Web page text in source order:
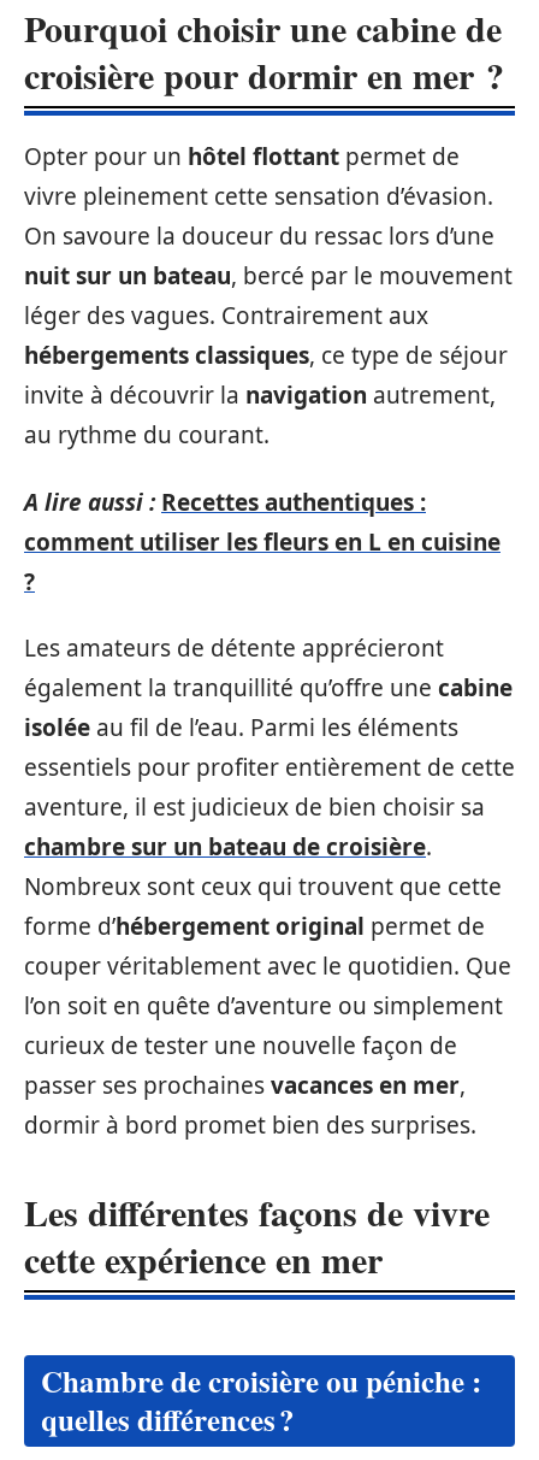
Pourquoi choisir une cabine de
croisière pour dormir en mer ?
Opter pour un hôtel flottant permet de
vivre pleinement cette sensation d’évasion.
On savoure la douceur du ressac lors d’une
nuit sur un bateau, bercé par le mouvement
léger des vagues. Contrairement aux
hébergements classiques, ce type de séjour
invite à découvrir la navigation autrement,
au rythme du courant.
A lire aussi : Recettes authentiques :
comment utiliser les fleurs en L en cuisine
?
Les amateurs de détente apprécieront
également la tranquillité qu’offre une cabine
isolée au fil de l’eau. Parmi les éléments
essentiels pour profiter entièrement de cette
aventure, il est judicieux de bien choisir sa
chambre sur un bateau de croisière.
Nombreux sont ceux qui trouvent que cette
forme d’hébergement original permet de
couper véritablement avec le quotidien. Que
l’on soit en quête d’aventure ou simplement
curieux de tester une nouvelle façon de
passer ses prochainesvacances en mer,
dormir à bord promet bien des surprises.
Les différentes façons de vivre
cette expérience en mer
Chambre de croisière ou péniche :
quelles différences ?